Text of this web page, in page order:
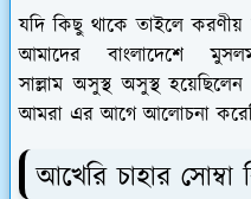
যদি কিছু থাকে তাইলে
আমাদের বাংলাদেশে
সাল্লামঅসুস্থ অসুস্থ
আমরা এর আগে আলোচনা
আখেরি চাহার